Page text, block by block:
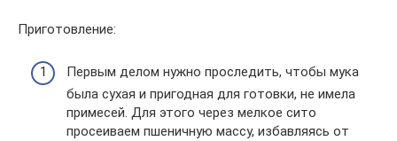
Приготовление:
Первым делом нужно проследить, чтобы мука
была сухая и пригодная для готовки, не имела
примесей. Для этого через мелкое сито
просеиваем пшеничную массу, избавляясь от